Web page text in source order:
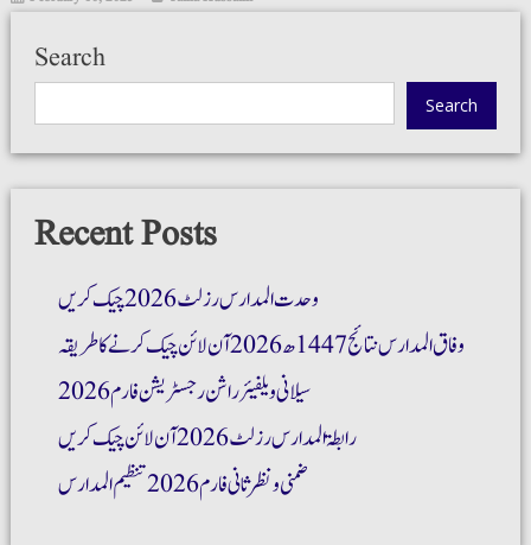
Search
Search
Recent Posts
وحدت المدارس رزلٹ 2026 چیک کریں
وفاق المدارس نتائج 1447ھ 2026 آن لائن چیک کرنے کا طریقہ
سیلانی ویلفیئر راشن رجسٹریشن فارم 2026
رابطۃ المدارس رزلٹ 2026 آن لائن چیک کریں
ضمنی و نظر ثانی فارم 2026 تنظیم المدارس